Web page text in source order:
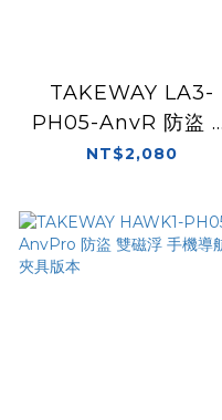
TAKEWAY LA3-
PH05-AnvR 防盜 逆
磁浮 手機導航架 後照
NT$2,080